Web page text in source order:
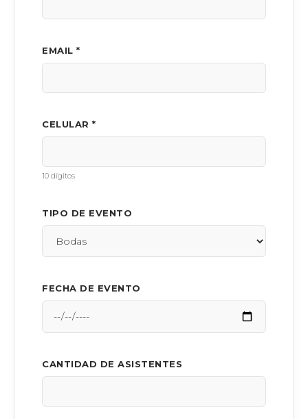
EMAIL *
CELULAR *
10 dígitos
TIPO DE EVENTO
FECHA DE EVENTO
CANTIDAD DE ASISTENTES